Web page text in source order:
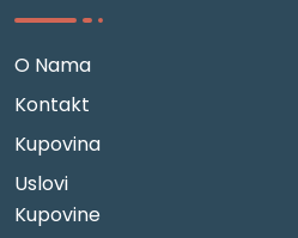
O Nama
Kontakt
Kupovina
Uslovi
Kupovine